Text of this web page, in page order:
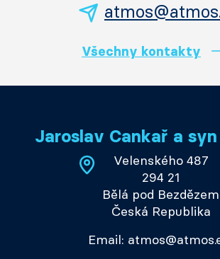
Všechny kontakty
Jaroslav Cankař a syn
Velenského 487
294 21
Bělá pod Bezdězem
Česká Republika
Email: